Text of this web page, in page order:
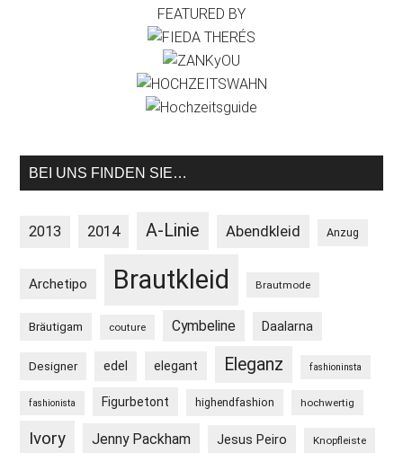
FEATURED BY
BEI UNS FINDEN SIE…
2013 2014 A-Linie Abendkleid Anzug
Archetipo Brautkleid Brautmode
Bräutigam couture Cymbeline Daalarna
Designer edel elegant Eleganz fashioninsta
fashionista Figurbetont highendfashion hochwertig
Ivory Jenny Packham Jesus Peiro Knopfleiste